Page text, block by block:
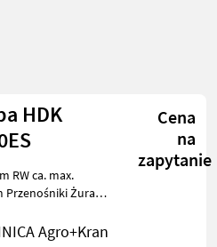
Filtry
HDK
Cena
na
zapytanie
Agro+Kran